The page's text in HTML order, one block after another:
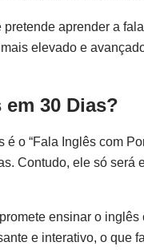
aprender a
elevado e
30 Dias?
o “Fala Inglês com
Contudo, ele só será
ensinar o
e interativo, o que